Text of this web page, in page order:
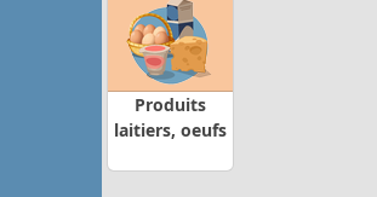
Produits
laitiers, oeufs